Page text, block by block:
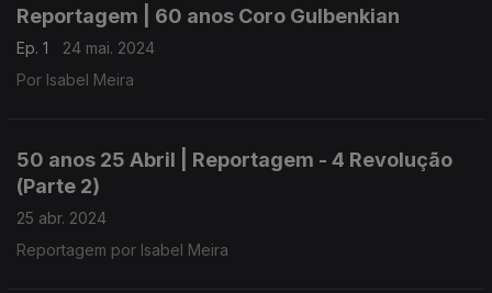
Reportagem | 60 anos Coro Gulbenkian
Ep. 1
24 mai. 2024
Por Isabel Meira
50 anos 25 Abril | Reportagem - 4 Revolução
(Parte 2)
25 abr. 2024
Reportagem por Isabel Meira